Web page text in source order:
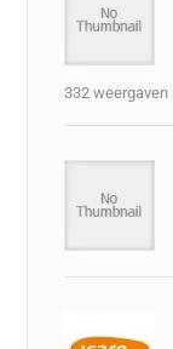
332 weergaven